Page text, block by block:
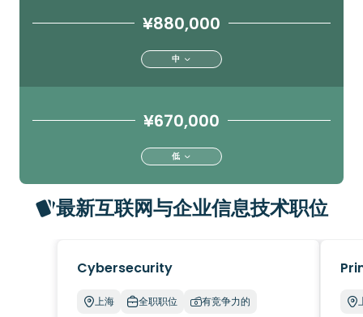
¥880,000
中
¥670,000
低
最新互联网与企业信息技术职位
Cybersecurity
上海 全职职位 有竞争力的